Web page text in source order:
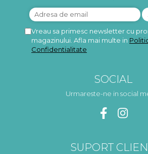
Vreau sa primesc newsletter cu
magazinului. Afla mai multe in
Confidentialitate
SOCIAL
Urmareste-ne in social
SUPORT